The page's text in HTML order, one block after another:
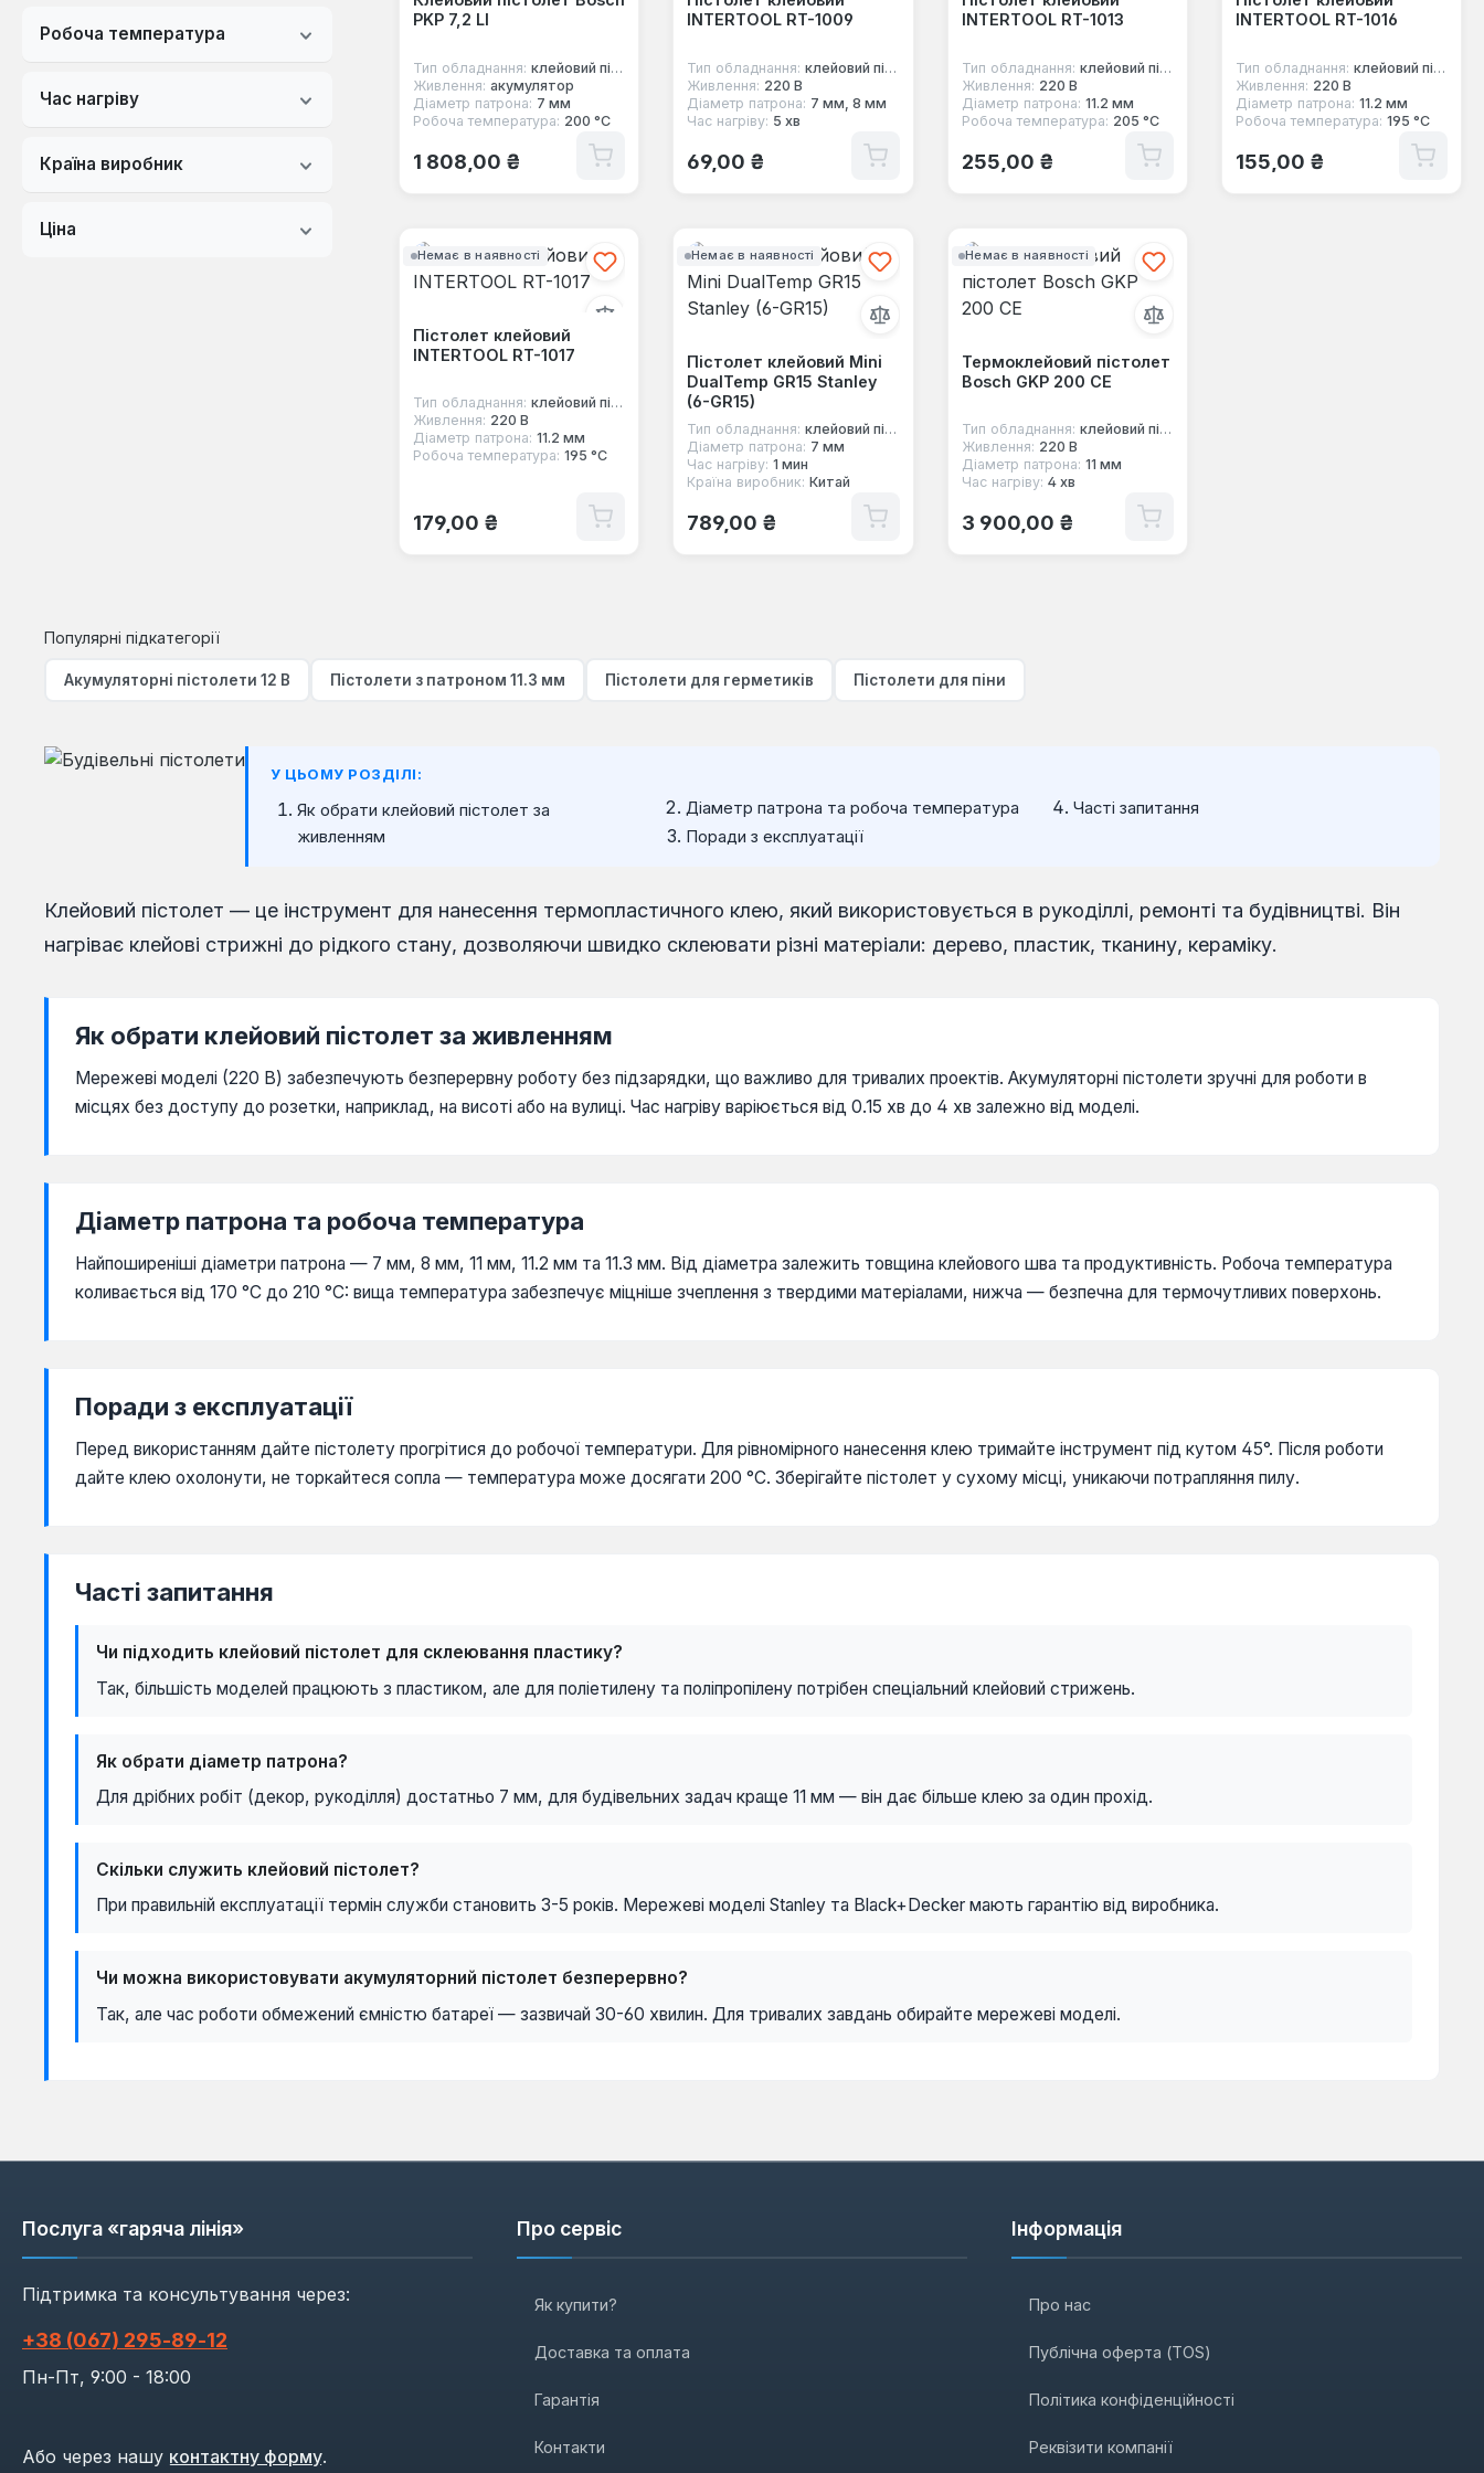
Робоча температура
Час нагріву
Країна виробник
Ціна
PKP 7,2 LI
Тип обладнання: клейовий пістолет
Живлення: акумулятор
Діаметр патрона: 7 мм
Робоча температура: 200 °С
Звичайна ціна:
1 808,00 ₴
INTERTOOL RT-1009
Тип обладнання: клейовий пістолет
Живлення: 220 В
Діаметр патрона: 7 мм, 8 мм
Час нагріву: 5 хв
Звичайна ціна:
69,00 ₴
INTERTOOL RT-1013
Тип обладнання: клейовий пістолет
Живлення: 220 В
Діаметр патрона: 11.2 мм
Робоча температура: 205 °C
Звичайна ціна:
255,00 ₴
INTERTOOL RT-1016
Тип обладнання: клейовий пістолет
Живлення: 220 В
Діаметр патрона: 11.2 мм
Робоча температура: 195 °C
Звичайна ціна:
155,00 ₴
Немає в наявності
Пістолет клейовий
INTERTOOL RT-1017
Тип обладнання: клейовий пістолет
Живлення: 220 В
Діаметр патрона: 11.2 мм
Робоча температура: 195 °C
Звичайна ціна:
179,00 ₴
Немає в наявності
Пістолет клейовий Mini
DualTemp GR15 Stanley
(6-GR15)
Тип обладнання: клейовий пістолет
Діаметр патрона: 7 мм
Час нагріву: 1 мин
Країна виробник: Китай
Звичайна ціна:
789,00 ₴
Немає в наявності
Термоклейовий пістолет
Bosch GKP 200 CE
Тип обладнання: клейовий пістолет
Живлення: 220 В
Діаметр патрона: 11 мм
Час нагріву: 4 хв
Звичайна ціна:
3 900,00 ₴
Популярні підкатегорії
Акумуляторні пістолети 12 В Пістолети з патроном 11.3 мм Пістолети для герметиків Пістолети для піни
У ЦЬОМУ РОЗДІЛІ:
Як обрати клейовий пістолет за
живленням
Діаметр патрона та робоча температура
Поради з експлуатації
Часті запитання
Клейовий пістолет — це інструмент для нанесення термопластичного клею, який використовується в рукоділлі, ремонті та будівництві. Він
нагріває клейові стрижні до рідкого стану, дозволяючи швидко склеювати різні матеріали: дерево, пластик, тканину, кераміку.
Як обрати клейовий пістолет за живленням
Мережеві моделі (220 В) забезпечують безперервну роботу без підзарядки, що важливо для тривалих проектів. Акумуляторні пістолети зручні для роботи в
місцях без доступу до розетки, наприклад, на висоті або на вулиці. Час нагріву варіюється від 0.15 хв до 4 хв залежно від моделі.
Діаметр патрона та робоча температура
Найпоширеніші діаметри патрона — 7 мм, 8 мм, 11 мм, 11.2 мм та 11.3 мм. Від діаметра залежить товщина клейового шва та продуктивність. Робоча температура
коливається від 170 °C до 210 °C: вища температура забезпечує міцніше зчеплення з твердими матеріалами, нижча — безпечна для термочутливих поверхонь.
Поради з експлуатації
Перед використанням дайте пістолету прогрітися до робочої температури. Для рівномірного нанесення клею тримайте інструмент під кутом 45°. Після роботи
дайте клею охолонути, не торкайтеся сопла — температура може досягати 200 °C. Зберігайте пістолет у сухому місці, уникаючи потрапляння пилу.
Часті запитання
Чи підходить клейовий пістолет для склеювання пластику?
Так, більшість моделей працюють з пластиком, але для поліетилену та поліпропілену потрібен спеціальний клейовий стрижень.
Як обрати діаметр патрона?
Для дрібних робіт (декор, рукоділля) достатньо 7 мм, для будівельних задач краще 11 мм — він дає більше клею за один прохід.
Скільки служить клейовий пістолет?
При правильній експлуатації термін служби становить 3-5 років. Мережеві моделі Stanley та Black+Decker мають гарантію від виробника.
Чи можна використовувати акумуляторний пістолет безперервно?
Так, але час роботи обмежений ємністю батареї — зазвичай 30-60 хвилин. Для тривалих завдань обирайте мережеві моделі.
Послуга «гаряча лінія»
Підтримка та консультування через:
+38 (067) 295‑89‑12
Пн-Пт, 9:00 - 18:00
Або через нашу контактну форму.
Про сервіс
Як купити?
Доставка та оплата
Гарантія
Контакти
Інформація
Про нас
Публічна оферта (TOS)
Політика конфіденційності
Реквізити компанії